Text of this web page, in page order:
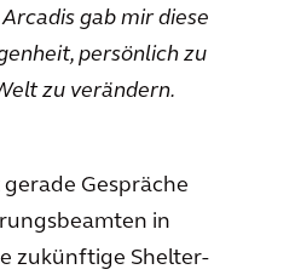
gab mir diese
persönlich zu
zu verändern.
Gespräche
in
zukünftige Shelter-